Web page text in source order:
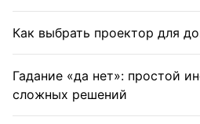
Как выбрать проектор для
Гадание «да нет»: простой
сложных решений